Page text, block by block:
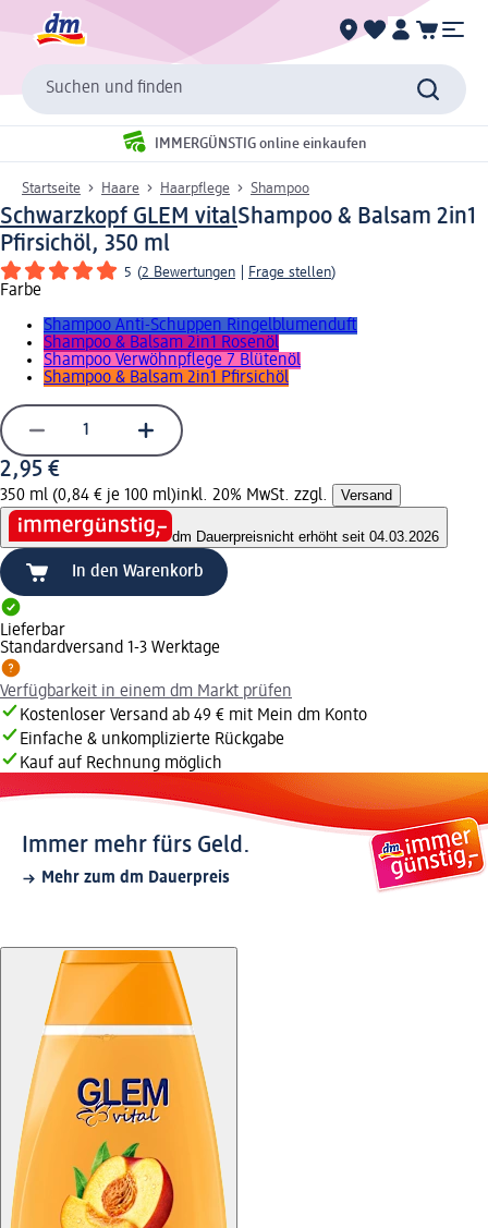
Suchen und finden
IMMERGÜNSTIG online einkaufen
Startseite Haare Haarpflege Shampoo
Schwarzkopf GLEM vitalShampoo & Balsam 2in1
Pfirsichöl, 350 ml
5 (2 Bewertungen Frage stellen)
Farbe
Shampoo Anti-Schuppen Ringelblumenduft
Shampoo & Balsam 2in1 Rosenöl
Shampoo Verwöhnpflege 7 Blütenöl
Shampoo & Balsam 2in1 Pfirsichöl
2,95 €
350 ml (0,84 € je 100 ml)inkl. 20% MwSt. zzgl. Versand
dm Dauerpreisnicht erhöht seit 04.03.2026
In den Warenkorb
Lieferbar
Standardversand 1-3 Werktage
Verfügbarkeit in einem dm Markt prüfen
Kostenloser Versand ab 49 € mit Mein dm Konto
Einfache & unkomplizierte Rückgabe
Kauf auf Rechnung möglich
Immer mehr fürs Geld.
Mehr zum dm Dauerpreis